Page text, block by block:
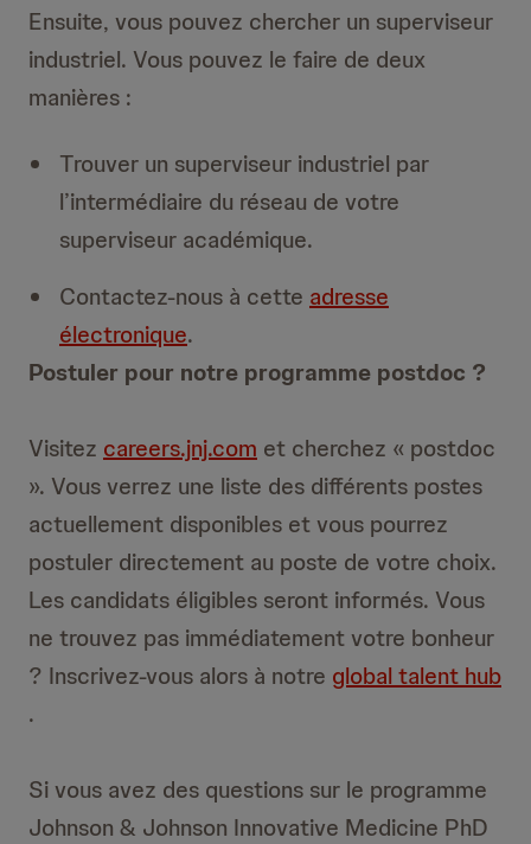
Ensuite, vous pouvez chercher un superviseur
industriel. Vous pouvez le faire de deux
manières :
Trouver un superviseur industriel par
l’intermédiaire du réseau de votre
superviseur académique.
Contactez-nous à cette adresse
électronique.
Postuler pour notre programme postdoc ?
Visitez careers.jnj.com et cherchez « postdoc
». Vous verrez une liste des différents postes
actuellement disponibles et vous pourrez
postuler directement au poste de votre choix.
Les candidats éligibles seront informés. Vous
ne trouvez pas immédiatement votre bonheur
? Inscrivez-vous alors à notre global talent hub
.
Si vous avez des questions sur le programme
Johnson & Johnson Innovative Medicine PhD